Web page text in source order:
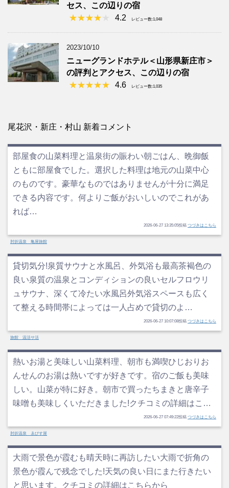
セス、この辺りの宿
4.2
レビュー数:1,048
2023/10/10
ニューグランドホテル＜山形県新庄市＞
の評判とアクセス、この辺りの宿
4.6
レビュー数:1,035
尾花沢・新庄・村山 新着コメント
部屋食の山菜料理と温泉街の賑わい朝ごはん、晩御飯
ともに部屋食でした。選択した料理は地元の山菜中心
のものです。豪華なものではありませんが十分に満足
できる内容です。何よりご飯がおいしいのでこれがあ
れば…
2026-06-27 13:35:05投稿 つづきはこちら
肘折温泉 亀屋旅館
貸切気分!泉質サウナと水風呂、外気浴も最高茶褐色の
良い泉質の温泉とコンディションの良いセルフロウリ
ュサウナ、深くて冷たい水風呂外気浴スペースも広く
て整える時間帯によっては一人占めで貸切のよ…
2026-06-27 10:07:08投稿 つづきはこちら
旅館 温活サ活
熱いお湯と美味しい山菜料理、朝市も満喫ひじおりお
んせんのお湯は熱いですが好きです。宿のご飯も美味
しい。山菜が特に好き。朝市で買ったちまきと唐辛子
味噌も美味しくいただきました!クチコミの詳細はこ…
2026-06-27 07:49:22投稿 つづきはこちら
肘折温泉 ゑびす屋
大雨で景色が霞むも晴天時に再訪したい大雨で折角の
景色が霞んで残念でした!天気の良い日にまた行きたい
と思います。クチコミの詳細はこちらから